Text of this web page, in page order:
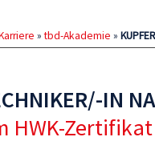
»tbd-Akademie »
IN
HWK-Zertifikat